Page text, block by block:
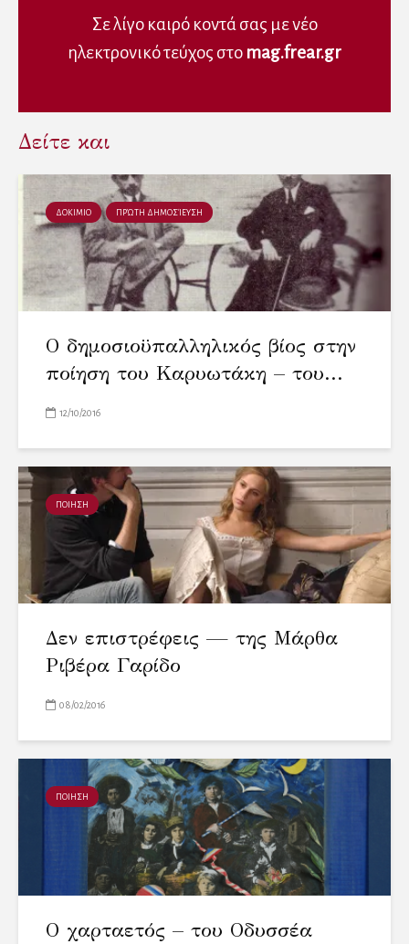
w
)
d
o
)
d
w
Σε λίγο καιρό κοντά σας με νέο
ηλεκτρονικό τεύχος στο mag.frear.gr
Δείτε και
ΔΟΚΙΜΙΟ ΠΡΏΤΗ ΔΗΜΟΣΊΕΥΣΗ
Ο δημοσιοϋπαλληλικός βίος στην
ποίηση του Καρυωτάκη – του...
12/10/2016
ΠΟΙΗΣΗ
Δεν επιστρέφεις — της Μάρθα
Ριβέρα Γαρίδο
08/02/2016
ΠΟΙΗΣΗ
Ο χαρταετός – του Οδυσσέα